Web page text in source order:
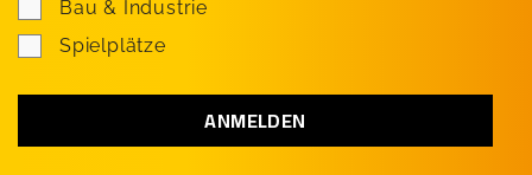
Bau & Industrie
Spielplätze